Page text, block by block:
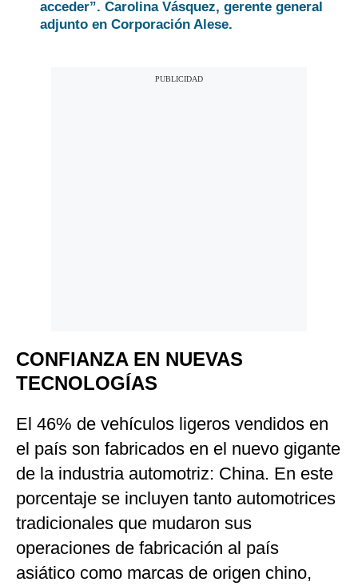
acceder”. Carolina Vásquez, gerente general
adjunto en Corporación Alese.
CONFIANZA EN NUEVAS
TECNOLOGÍAS
El 46% de vehículos ligeros vendidos en
el país son fabricados en el nuevo gigante
de la industria automotriz: China. En este
porcentaje se incluyen tanto automotrices
tradicionales que mudaron sus
operaciones de fabricación al país
asiático como marcas de origen chino,